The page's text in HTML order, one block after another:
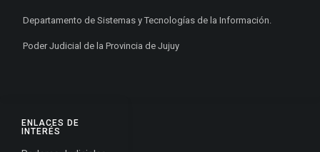
ENLACES DE
INTERÉS
Departamento de Sistemas y Tecnologías de la Información.
Poder Judicial de la Provincia de Jujuy